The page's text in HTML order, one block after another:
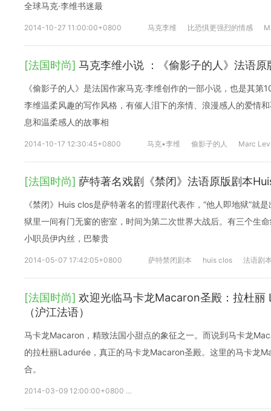
全球马克·李维书迷最
2014-10-27 11:00:00+0800 马克李维 比恐惧更强烈的情感
[法国时尚] 马克李维小说 ：《偷影子的人》法语原
《偷影子的人》是法国作家马克·李维创作的一部小说，也是其第
李维温柔风趣的写作风格，有催人泪下的亲情、浪漫感人的爱情
息和温柔感人的故事相
2014-10-17 12:30:45+0800 马克•李维 偷影子的人 Marc
[法国时尚] 萨特著名戏剧《禁闭》法语原版剧本
《禁闭》Huis clos是萨特著名的哲理剧代表作，“他人即地狱”就
狱里一间有门无窗的密室，时间为第二次世界大战后。有三个生
小职员伊内丝，巴黎贵
2014-05-07 17:42:05+0800 萨特禁闭剧本 huis clos 法语剧
[法国时尚] 欢迎光临马卡龙Macaron圣殿：拉杜丽
（沪江法语）
马卡龙Macaron，精致法国小甜点的象征之一。而说到马卡龙
的拉杜丽Ladurée，真正的马卡龙Macaron圣殿。这里的马卡龙
合。
2014-03-09 12:00:00+0800